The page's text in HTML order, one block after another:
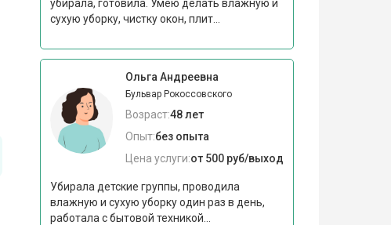
убирала, готовила. Умею делать влажную и
сухую уборку, чистку окон, плит...
Ольга Андреевна
Бульвар Рокоссовского
Возраст:48 лет
Опыт:без опыта
Цена услуги:от 500 руб/выход
Убирала детские группы, проводила
влажную и сухую уборку один раз в день,
работала с бытовой техникой...